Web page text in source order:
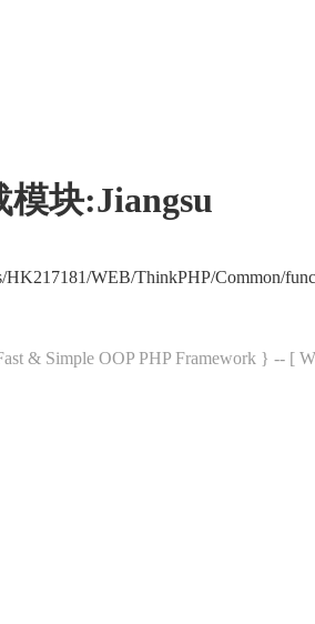
模块:Jiangsu
HK217181/WEB/ThinkPHP/Common/
& Simple OOP PHP Framework } -- [